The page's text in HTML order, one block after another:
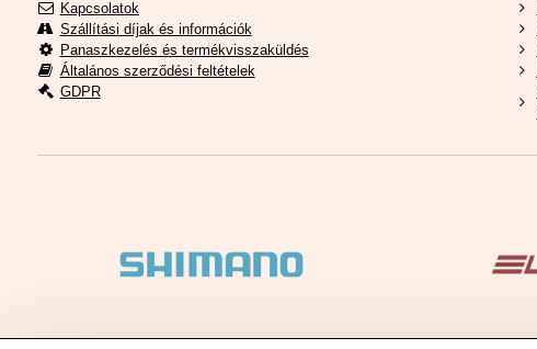
Kapcsolatok
Szállítási díjak és információk
Panaszkezelés és termékvisszaküldés
Általános szerződési feltételek
GDPR